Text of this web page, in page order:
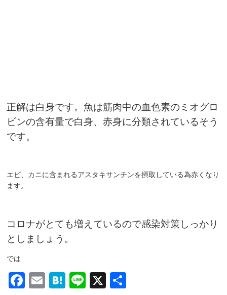
正解は白身です。魚は筋肉中の血色素のミオグロ
ビンの含有量で白身、赤身に分類されているそう
です。
エビ、カニに含まれるアスタキサンチンを摂取している為赤くなり
ます。
コロナがとても増えているので感染対策しっかり
としましょう。
では
Facebook
EmailHatena
Line
X